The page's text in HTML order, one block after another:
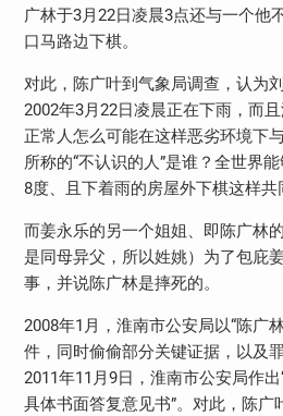
广林于3月22日凌晨3点还与一个他
口马路边下棋。
对此，陈广叶到气象局调查，认为
2002年3月22日凌晨正在下雨，而
正常人怎么可能在这样恶劣环境下
所称的“不认识的人”是谁？全世界
8度、且下着雨的房屋外下棋这样共
而姜永乐的另一个姐姐、即陈广林
是同母异父，所以姓姚）为了包庇
事，并说陈广林是摔死的。
2008年1月，淮南市公安局以“陈广
件，同时偷偷部分关键证据，以及
2011年11月9日，淮南市公安局作
具体书面答复意见书”。对此，陈广